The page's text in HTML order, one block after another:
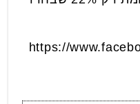
https://